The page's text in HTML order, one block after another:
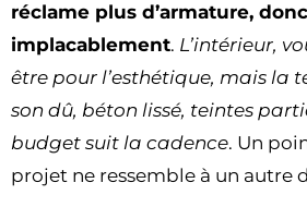
réclame plus d’armature,
implacablement. L’intérieur,
être pour l’esthétique, mais la
son dû, béton lissé, teintes
budget suit la cadence. Un
projet ne ressemble à un autre